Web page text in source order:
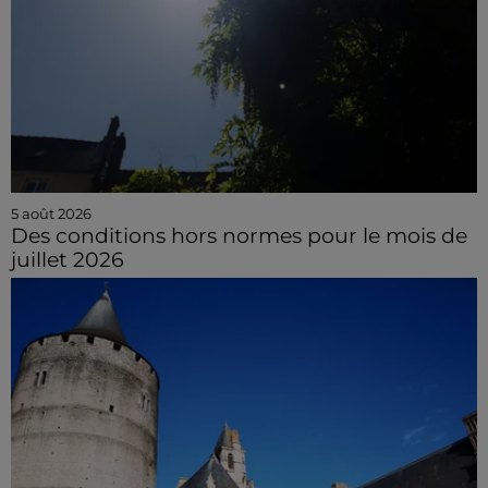
5 août 2026
Des conditions hors normes pour le mois de
juillet 2026